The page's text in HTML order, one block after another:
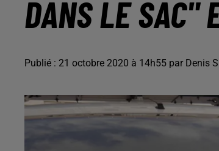
DANS LE SAC"
Publié : 21 octobre 2020 à 14h55 par Denis